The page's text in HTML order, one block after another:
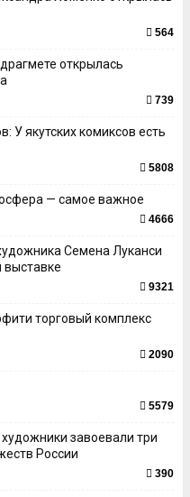
564
открылась
739
якутских комиксов есть
5808
— самое важное
4666
Семена Луканси
9321
торговый комплекс
2090
5579
завоевали три
России
390